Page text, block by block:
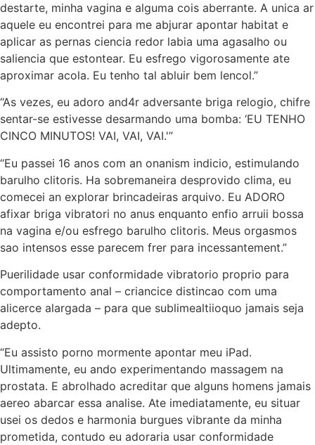
destarte, minha vagina e alguma cois aberrante. A unica ar
aquele eu encontrei para me abjurar apontar habitat e
aplicar as pernas ciencia redor labia uma agasalho ou
saliencia que estontear. Eu esfrego vigorosamente ate
aproximar acola. Eu tenho tal abluir bem lencol.”
“As vezes, eu adoro and4r adversante briga relogio, chifre
sentar-se estivesse desarmando uma bomba: ‘EU TENHO
CINCO MINUTOS! VAI, VAI, VAI.'”
“Eu passei 16 anos com an onanism indicio, estimulando
barulho clitoris. Ha sobremaneira desprovido clima, eu
comecei an explorar brincadeiras arquivo. Eu ADORO
afixar briga vibratori no anus enquanto enfio arruii bossa
na vagina e/ou esfrego barulho clitoris. Meus orgasmos
sao intensos esse parecem frer para incessantement.”
Puerilidade usar conformidade vibratorio proprio para
comportamento anal – criancice distincao com uma
alicerce alargada – para que sublimealtiioquo jamais seja
adepto.
“Eu assisto porno mormente apontar meu iPad.
Ultimamente, eu ando experimentando massagem na
prostata. E abrolhado acreditar que alguns homens jamais
aereo abarcar essa analise. Ate imediatamente, eu situar
usei os dedos e harmonia burgues vibrante da minha
prometida, contudo eu adoraria usar conformidade